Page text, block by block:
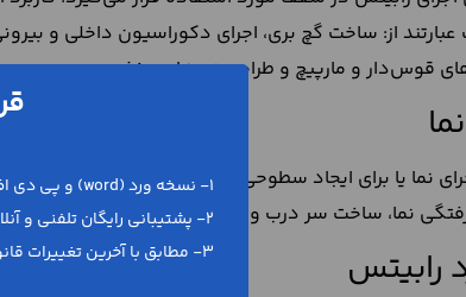
از: ساخت گچ بری، اجرای دکوراسیون داخلی و
قوس‌دار و مارپیچ و طراحی نورهای مخفی.
نما یا برای ایجاد سطوحی که دارای حجم هستند،
نما، ساخت سر درب ورودی ساختمان با نمونه
رابیتس
1- نسخه ورد (word) و پی دی اف (pdf)
2- پشتیبانی رایگان تلفنی و آنلاین
3- مطابق با آخرین تغییرات قانونی